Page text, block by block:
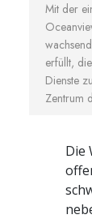
Mit der
erfüllt,
Dienste
Zentrum
Die